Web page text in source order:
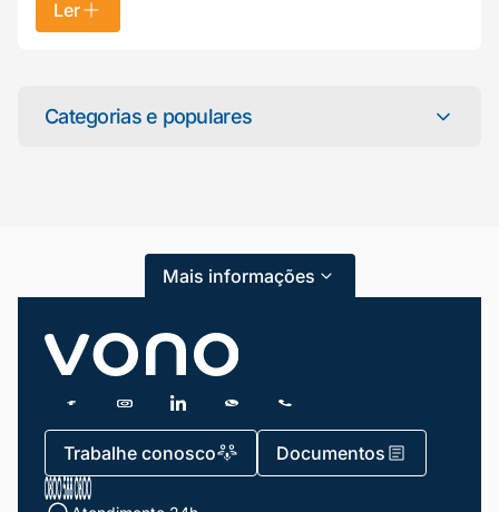
Ler
Categorias e populares
Atendimento ao Cliente
Blog
Dicas e Tutoriais
Gestão de Condomínios
Gestão de Frotas
Gestão de Negócios
Mais informações
Trabalhe conosco Documentos
online agora